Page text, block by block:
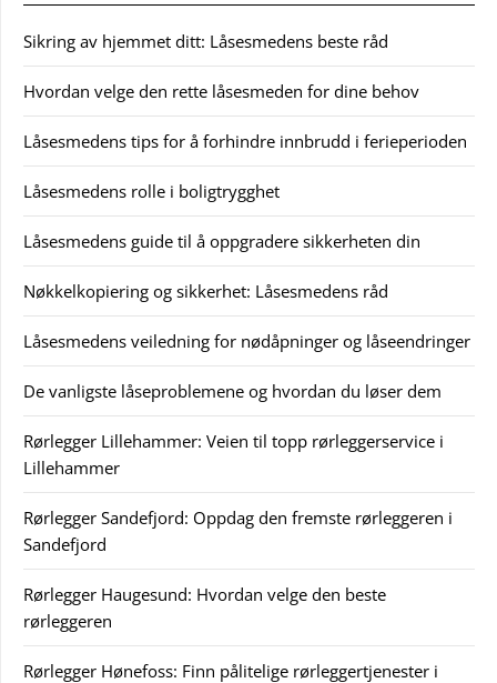
Sikring av hjemmet ditt: Låsesmedens beste råd
Hvordan velge den rette låsesmeden for dine behov
Låsesmedens tips for å forhindre innbrudd i ferieperioden
Låsesmedens rolle i boligtrygghet
Låsesmedens guide til å oppgradere sikkerheten din
Nøkkelkopiering og sikkerhet: Låsesmedens råd
Låsesmedens veiledning for nødåpninger og låseendringer
De vanligste låseproblemene og hvordan du løser dem
Rørlegger Lillehammer: Veien til topp rørleggerservice i
Lillehammer
Rørlegger Sandefjord: Oppdag den fremste rørleggeren i
Sandefjord
Rørlegger Haugesund: Hvordan velge den beste
rørleggeren
Rørlegger Hønefoss: Finn pålitelige rørleggertjenester i